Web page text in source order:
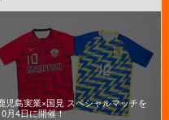
児島実業×国見 スペシャルマッチを
月4日に開催！